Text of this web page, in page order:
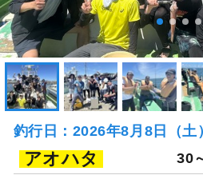
釣行日：2026年8月8日（土
アオハタ 30